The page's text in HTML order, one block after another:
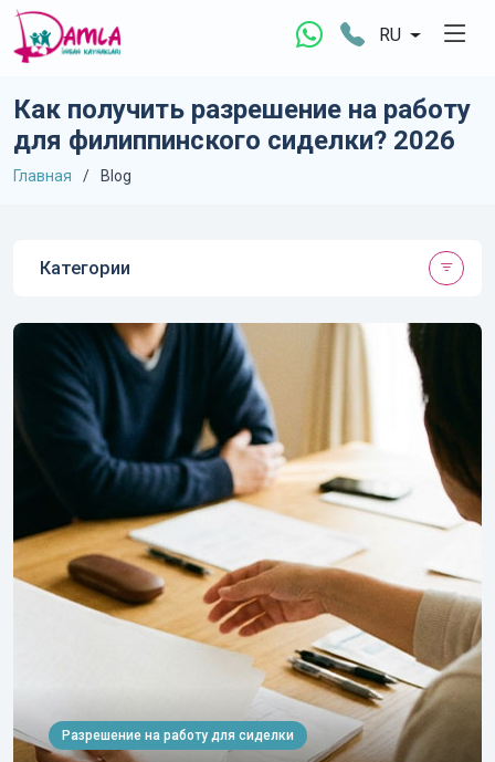
RU
Как получить разрешение на работу
для филиппинского сиделки? 2026
Главная Blog
Разрешение на работу для сиделки
Категории